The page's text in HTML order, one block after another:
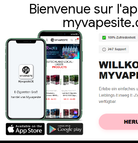
Bienvenue sur